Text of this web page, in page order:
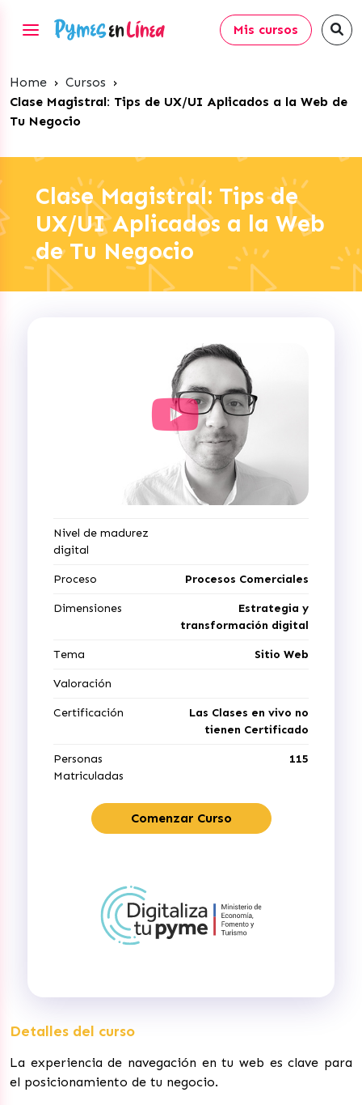
Mis cursos
Home › Cursos ›
Clase Magistral: Tips de UX/UI Aplicados a la Web de
Tu Negocio
Clase Magistral: Tips de
UX/UI Aplicados a la Web
de Tu Negocio
Nivel de madurez
digital
Proceso Procesos Comerciales
Dimensiones
Estrategia y
transformación digital
Tema Sitio Web
Valoración
Certificación
Las Clases en vivo no
tienen Certificado
Personas
Matriculadas
115
Comenzar Curso
Detalles del curso
La experiencia de navegación en tu web es clave para
el posicionamiento de tu negocio.